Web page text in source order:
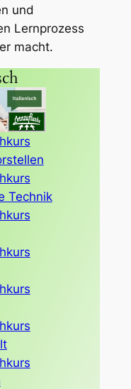
und
Lernprozess
macht.
Technik